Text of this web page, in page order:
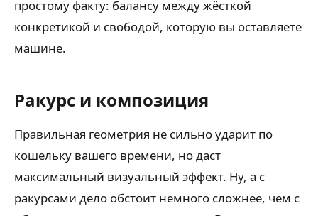
простому факту: балансу между жёсткой
конкретикой и свободой, которую вы оставляете
машине.
Ракурс и композиция
Правильная геометрия не сильно ударит по
кошельку вашего времени, но даст
максимальный визуальный эффект. Ну, а с
ракурсами дело обстоит немного сложнее, чем с